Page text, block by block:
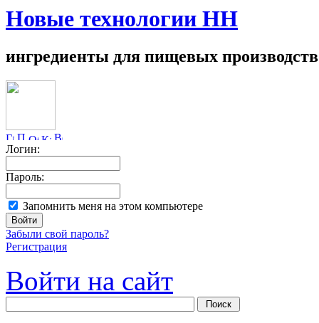
Новые технологии НН
ингредиенты для пищевых производств
Логин:
Пароль:
Запомнить меня на этом компьютере
Забыли свой пароль?
Регистрация
Войти на сайт